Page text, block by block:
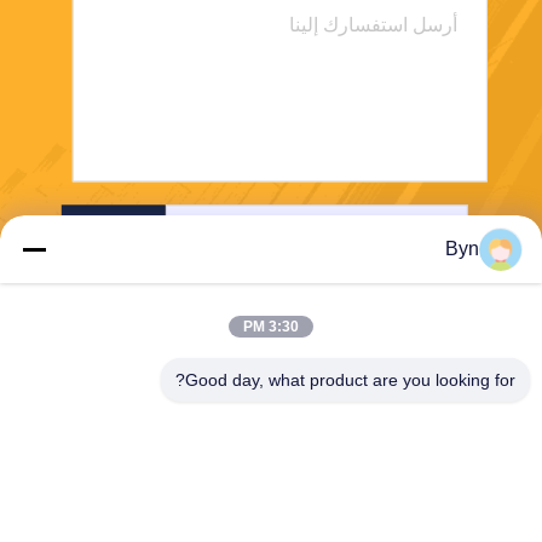
Byn
3:30 PM
Good day, what product are you looking for?